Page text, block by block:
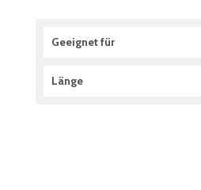
Geeignet für
Fachbodenregale Stecksystem
Länge